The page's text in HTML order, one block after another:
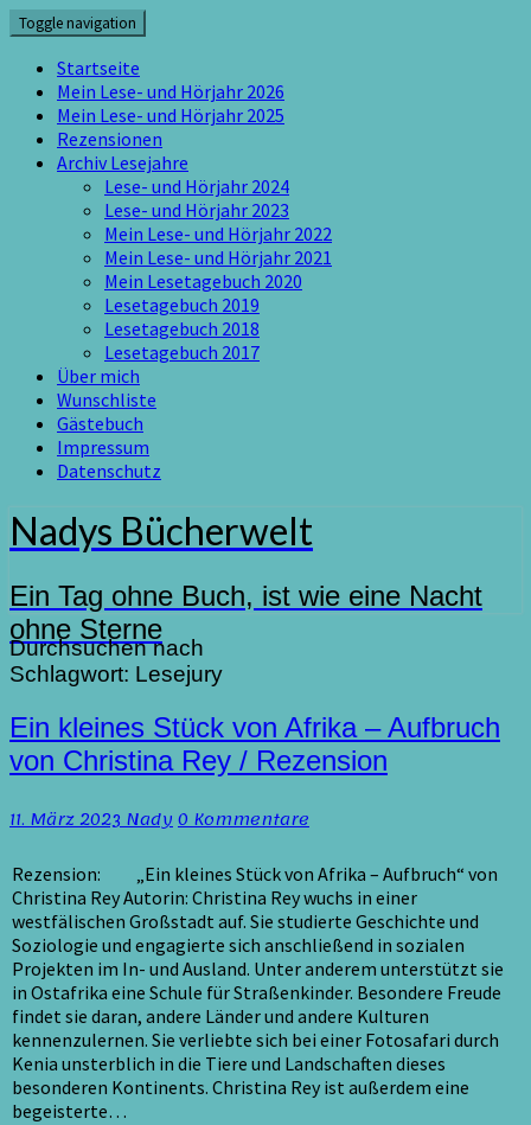
Skip
to
content
Toggle navigation
Startseite
Mein Lese- und Hörjahr 2026
Mein Lese- und Hörjahr 2025
Rezensionen
Archiv Lesejahre
Lese- und Hörjahr 2024
Lese- und Hörjahr 2023
Mein Lese- und Hörjahr 2022
Mein Lese- und Hörjahr 2021
Mein Lesetagebuch 2020
Lesetagebuch 2019
Lesetagebuch 2018
Lesetagebuch 2017
Über mich
Wunschliste
Gästebuch
Impressum
Datenschutz
Nadys Bücherwelt
Ein Tag ohne Buch, ist wie eine Nacht
ohne Sterne
Durchsuchen nach
Schlagwort: Lesejury
Ein
kleines
Stück
Afrika
Aufbruch
von
Christina
Rey
/
Rezension
Ein kleines Stück von Afrika – Aufbruch
von Christina Rey / Rezension
11. März 2023NadyKommentare
0 Kommentare
Rezension: „Ein kleines Stück von Afrika – Aufbruch“ von
Christina Rey Autorin: Christina Rey wuchs in einer
westfälischen Großstadt auf. Sie studierte Geschichte und
Soziologie und engagierte sich anschließend in sozialen
Projekten im In- und Ausland. Unter anderem unterstützt sie
in Ostafrika eine Schule für Straßenkinder. Besondere Freude
findet sie daran, andere Länder und andere Kulturen
kennenzulernen. Sie verliebte sich bei einer Fotosafari durch
Kenia unsterblich in die Tiere und Landschaften dieses
besonderen Kontinents. Christina Rey ist außerdem eine
begeisterte…